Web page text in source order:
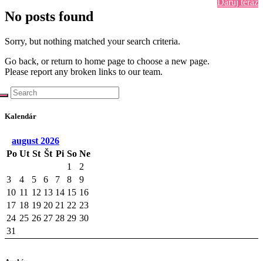
Daruj teraz
No posts found
Sorry, but nothing matched your search criteria.
Go back, or return to home page to choose a new page.
Please report any broken links to our team.
Kalendár
august 2026
Po Ut St Št Pi So Ne
1
2
3
4 5 6 7 8
9
10 11 12 13 14 15 16
17 18 19 20 21 22 23
24 25 26 27 28 29 30
31